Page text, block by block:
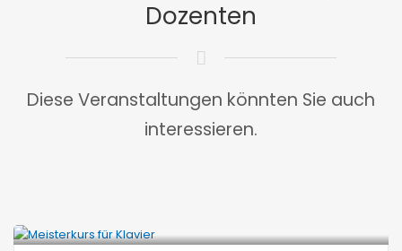
Dozenten
Diese Veranstaltungen könnten Sie auch
interessieren.